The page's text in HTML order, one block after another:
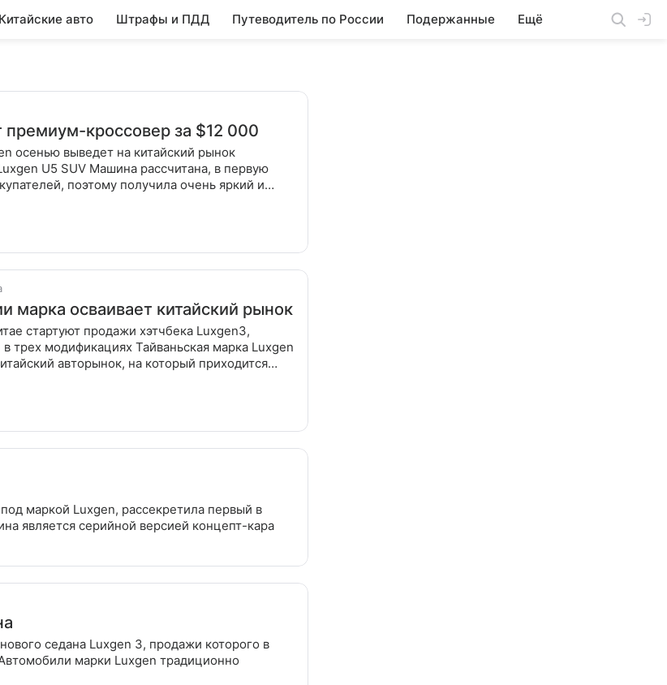
Китайские авто Штрафы и ПДД Путеводитель по России Подержанные Ещё
премиум-кроссовер за $12 000
осенью выведет на китайский рынок
U5 SUV Машина рассчитана, в первую
поэтому получила очень яркий и
марка осваивает китайский рынок
стартуют продажи хэтчбека Luxgen3,
трех модификациях Тайваньская марка Luxgen
авторынок, на который приходится
маркой Luxgen, рассекретила первый в
является серийной версией концепт-кара
седана Luxgen 3, продажи которого в
марки Luxgen традиционно